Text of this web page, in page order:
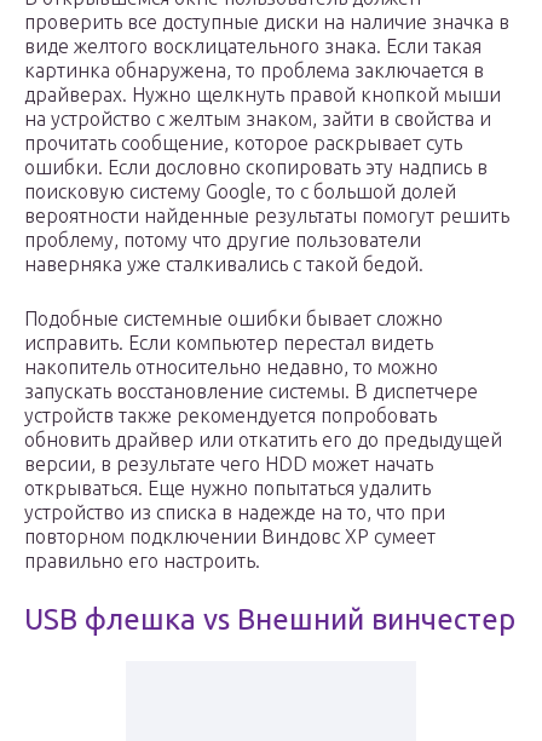
проверить все доступные диски на наличие значка в
виде желтого восклицательного знака. Если такая
картинка обнаружена, то проблема заключается в
драйверах. Нужно щелкнуть правой кнопкой мыши
на устройство с желтым знаком, зайти в свойства и
прочитать сообщение, которое раскрывает суть
ошибки. Если дословно скопировать эту надпись в
поисковую систему Google, то с большой долей
вероятности найденные результаты помогут решить
проблему, потому что другие пользователи
наверняка уже сталкивались с такой бедой.
Подобные системные ошибки бывает сложно
исправить. Если компьютер перестал видеть
накопитель относительно недавно, то можно
запускать восстановление системы. В диспетчере
устройств также рекомендуется попробовать
обновить драйвер или откатить его до предыдущей
версии, в результате чего HDD может начать
открываться. Еще нужно попытаться удалить
устройство из списка в надежде на то, что при
повторном подключении Виндовс ХР сумеет
правильно его настроить.
USB флешка vs Внешний винчестер